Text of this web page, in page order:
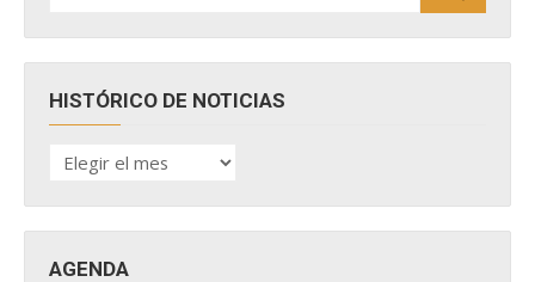
HISTÓRICO DE NOTICIAS
HISTÓRICO
DE
AGENDA